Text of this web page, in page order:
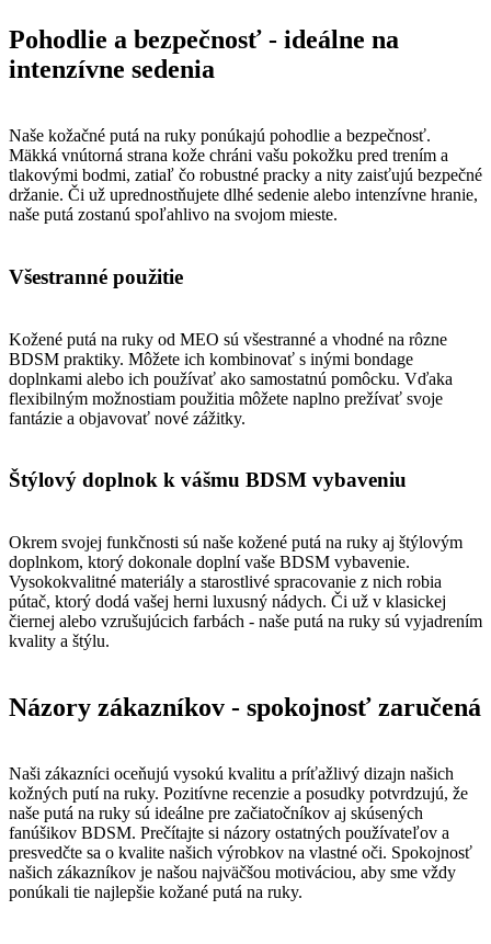
Pohodlie a bezpečnosť - ideálne na
intenzívne sedenia
Naše kožačné putá na ruky ponúkajú pohodlie a bezpečnosť.
Mäkká vnútorná strana kože chráni vašu pokožku pred trením a
tlakovými bodmi, zatiaľ čo robustné pracky a nity zaisťujú bezpečné
držanie. Či už uprednostňujete dlhé sedenie alebo intenzívne hranie,
naše putá zostanú spoľahlivo na svojom mieste.
Všestranné použitie
Kožené putá na ruky od MEO sú všestranné a vhodné na rôzne
BDSM praktiky. Môžete ich kombinovať s inými bondage
doplnkami alebo ich používať ako samostatnú pomôcku. Vďaka
flexibilným možnostiam použitia môžete naplno prežívať svoje
fantázie a objavovať nové zážitky.
Štýlový doplnok k vášmu BDSM vybaveniu
Okrem svojej funkčnosti sú naše kožené putá na ruky aj štýlovým
doplnkom, ktorý dokonale doplní vaše BDSM vybavenie.
Vysokokvalitné materiály a starostlivé spracovanie z nich robia
pútač, ktorý dodá vašej herni luxusný nádych. Či už v klasickej
čiernej alebo vzrušujúcich farbách - naše putá na ruky sú vyjadrením
kvality a štýlu.
Názory zákazníkov - spokojnosť zaručená
Naši zákazníci oceňujú vysokú kvalitu a príťažlivý dizajn našich
kožných putí na ruky. Pozitívne recenzie a posudky potvrdzujú, že
naše putá na ruky sú ideálne pre začiatočníkov aj skúsených
fanúšikov BDSM. Prečítajte si názory ostatných používateľov a
presvedčte sa o kvalite našich výrobkov na vlastné oči. Spokojnosť
našich zákazníkov je našou najväčšou motiváciou, aby sme vždy
ponúkali tie najlepšie kožané putá na ruky.